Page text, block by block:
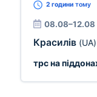
2 години тому
08.08–12.08
Красилів (UA)
трс на